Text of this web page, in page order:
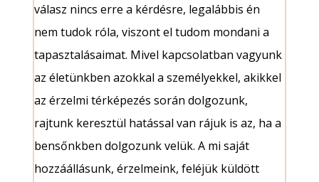
válasz nincs erre a kérdésre, legalábbis én
nem tudok róla, viszont el tudom mondani a
tapasztalásaimat. Mivel kapcsolatban vagyunk
az életünkben azokkal a személyekkel, akikkel
az érzelmi térképezés során dolgozunk,
rajtunk keresztül hatással van rájuk is az, ha a
bensőnkben dolgozunk velük. A mi saját
hozzáállásunk, érzelmeink, feléjük küldött